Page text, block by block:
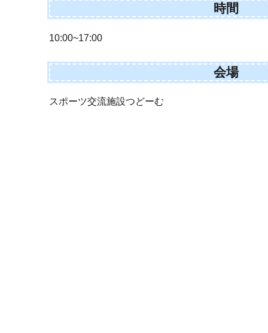
時間
10:00~17:00
会場
スポーツ交流施設つどーむ